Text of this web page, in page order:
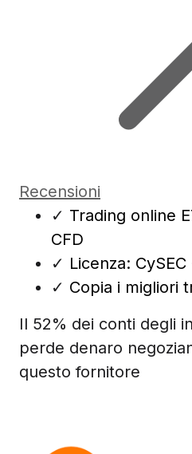
Recensioni
✓ Trading online
CFD
✓ Licenza:
✓ Copia i migliori
Il 52% dei conti degli
perde denaro
questo fornitore